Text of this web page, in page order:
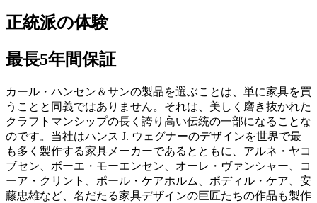
正統派の体験
最長5年間保証
カール・ハンセン＆サンの製品を選ぶことは、単に家具を買
うことと同義ではありません。それは、美しく磨き抜かれた
クラフトマンシップの長く誇り高い伝統の一部になることな
のです。当社はハンス J. ウェグナーのデザインを世界で最
も多く製作する家具メーカーであるとともに、アルネ・ヤコ
ブセン、ボーエ・モーエンセン、オーレ・ヴァンシャー、コ
ーア・クリント、ポール・ケアホルム、ボディル・ケア、安
藤忠雄など、名だたる家具デザインの巨匠たちの作品も製作